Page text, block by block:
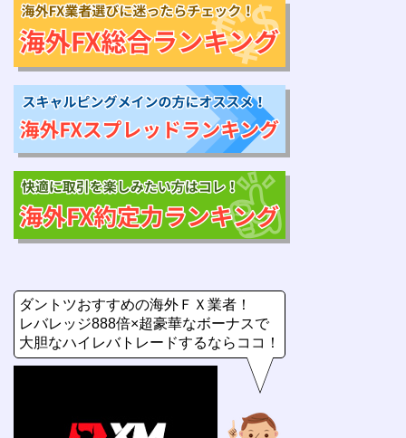
ダントツおすすめの海外ＦＸ業者！
レバレッジ888倍×超豪華なボーナスで
大胆なハイレバトレードするならココ！